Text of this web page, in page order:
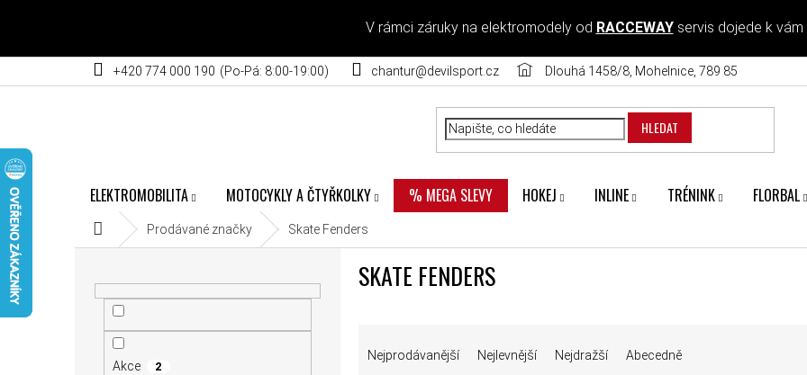
V rámci záruky na elektromodely od RACCEWAYservis dojede k vám
+420 774 000 190 chantur@devilsport.cz Dlouhá 1458/8, Mohelnice, 789 85
HLEDAT
ELEKTROMOBILITA MOTOCYKLY A ČTYŘKOLKY % MEGA SLEVY HOKEJ INLINE TRÉNINK FLORBAL
Domů Prodávané značky Skate Fenders
POSTRANNÍ PANEL
Akce 2
SKATE FENDERS
Nejprodávanější Nejlevnější Nejdražší Abecedně